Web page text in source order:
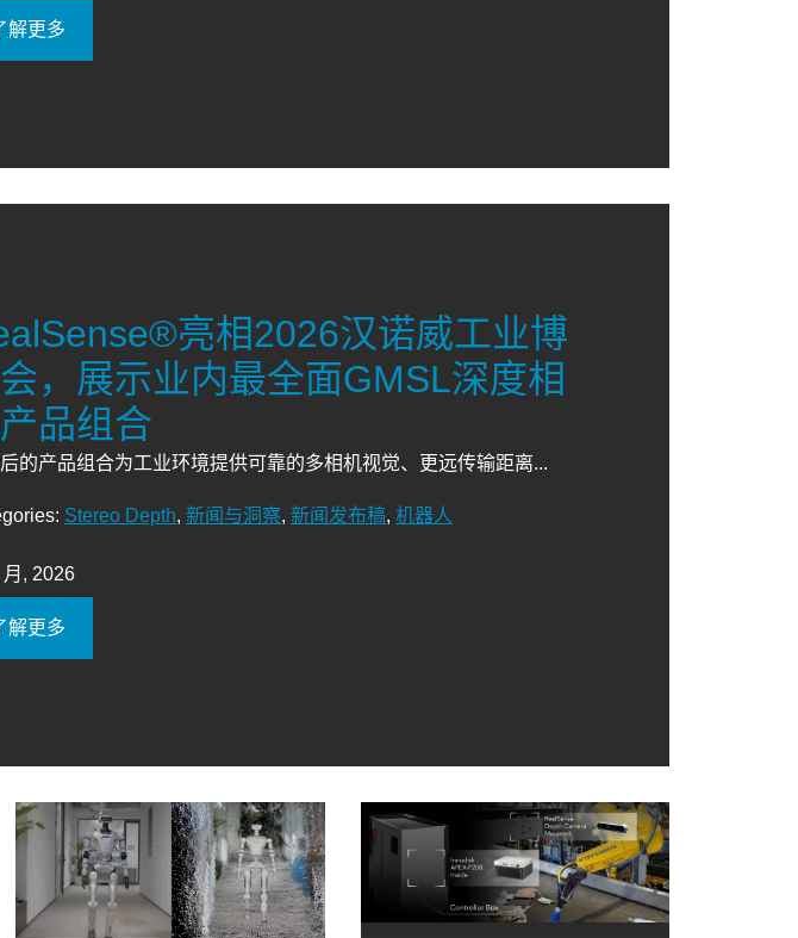
解更多
亮相2026汉诺威工业博
，展示业内最全面GMSL深度相
品组合
的产品组合为工业环境提供可靠的多相机视觉、更远传输距离...
Stereo Depth, 新闻与洞察, 新闻发布稿, 机器人
月, 2026
解更多